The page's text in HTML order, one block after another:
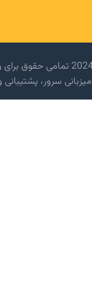
میزبانی سرور،